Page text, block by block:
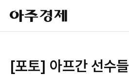
아
주
경
[포토] 아프간 선수